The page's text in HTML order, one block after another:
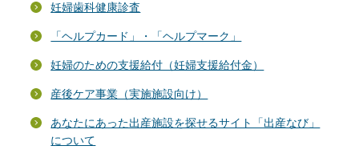
妊婦歯科健康診査
「ヘルプカード」・「ヘルプマーク」
妊婦のための支援給付（妊婦支援給付金）
産後ケア事業（実施施設向け）
あなたにあった出産施設を探せるサイト「出産なび」
について